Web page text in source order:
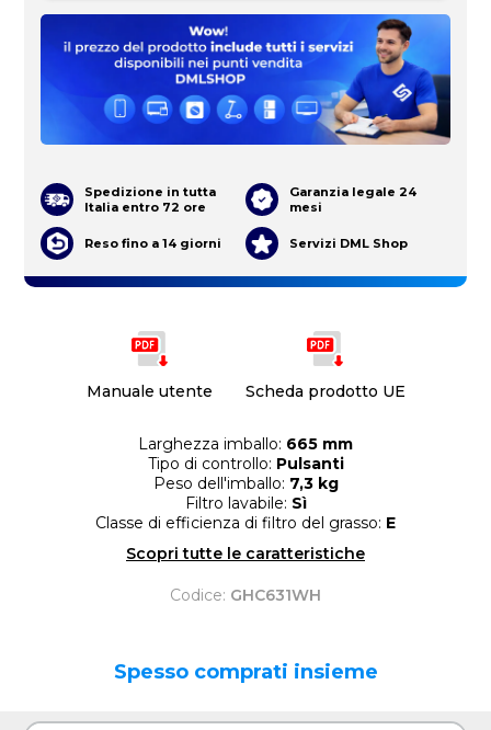
Manuale utente Scheda prodotto UE
Larghezza imballo: 665 mm
Tipo di controllo: Pulsanti
Peso dell'imballo: 7,3 kg
Filtro lavabile: Sì
Classe di efficienza di filtro del grasso: E
Scopri tutte le caratteristiche
Codice: GHC631WH
Spedizione in tutta
Italia entro 72 ore
Garanzia legale 24
mesi
Reso fino a 14 giorni Servizi DML Shop
Spesso comprati insieme